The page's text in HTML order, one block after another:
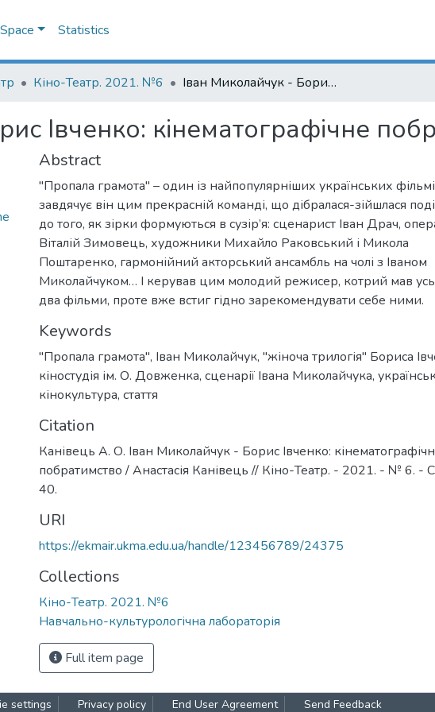
Statistics
Кіно-Театр. 2021. №6 Іван Миколайчук - Борис Івченко: кінематографічне побратимство
Івченко: кінематографічне
Abstract
"Пропала грамота" – один із найпопулярніших українських
завдячує він цим прекрасній команді, що дібралася-зійшлася
до того, як зірки формуються в сузір’я: сценарист Іван Драч,
Віталій Зимовець, художники Михайло Раковський і Микола
Поштаренко, гармонійний акторський ансамбль на чолі з Іваном
Миколайчуком… І керував цим молодий режисер, котрий мав
два фільми, проте вже встиг гідно зарекомендувати себе ними.
Keywords
"Пропала грамота", Іван Миколайчук, "жіноча трилогія" Бориса
кіностудія ім. О. Довженка, сценарії Івана Миколайчука,
кінокультура, стаття
Citation
Канівець А. О. Іван Миколайчук - Борис Івченко:
побратимство / Анастасія Канівець // Кіно-Театр. - 2021. - № 6. -
40.
URI
https://ekmair.ukma.edu.ua/handle/123456789/24375
Collections
Кіно-Театр. 2021. №6
Навчально-культурологічна лабораторія
Full item page
settings Privacy policy End User Agreement Send Feedback